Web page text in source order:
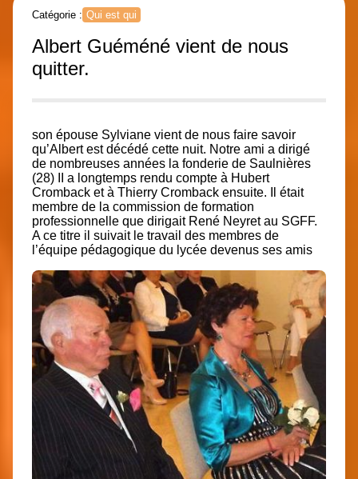
Catégorie : Qui est qui
Albert Guéméné vient de nous
quitter.
son épouse Sylviane vient de nous faire savoir
qu’Albert est décédé cette nuit. Notre ami a dirigé
de nombreuses années la fonderie de Saulnières
(28) II a longtemps rendu compte à Hubert
Cromback et à Thierry Cromback ensuite. Il était
membre de la commission de formation
professionnelle que dirigait René Neyret au SGFF.
A ce titre il suivait le travail des membres de
l’équipe pédagogique du lycée devenus ses amis